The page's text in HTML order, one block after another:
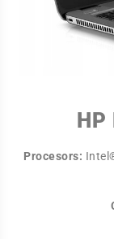
HP
Procesors: